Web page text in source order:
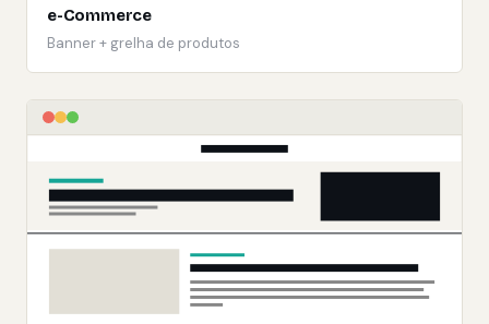
e-Commerce
Banner + grelha de produtos